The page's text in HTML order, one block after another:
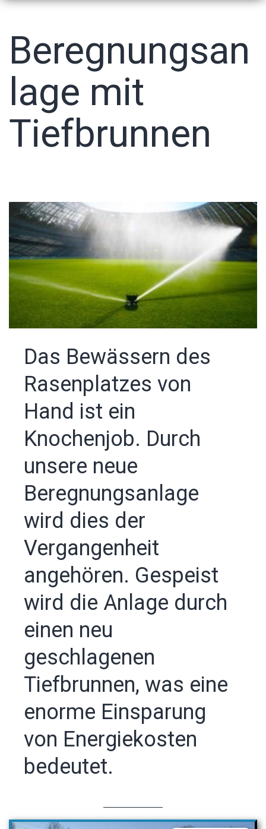
Beregnungsan
lage mit
Tiefbrunnen
Das Bewässern des
Rasenplatzes von
Hand ist ein
Knochenjob. Durch
unsere neue
Beregnungsanlage
wird dies der
Vergangenheit
angehören. Gespeist
wird die Anlage durch
einen neu
geschlagenen
Tiefbrunnen, was eine
enorme Einsparung
von Energiekosten
bedeutet.